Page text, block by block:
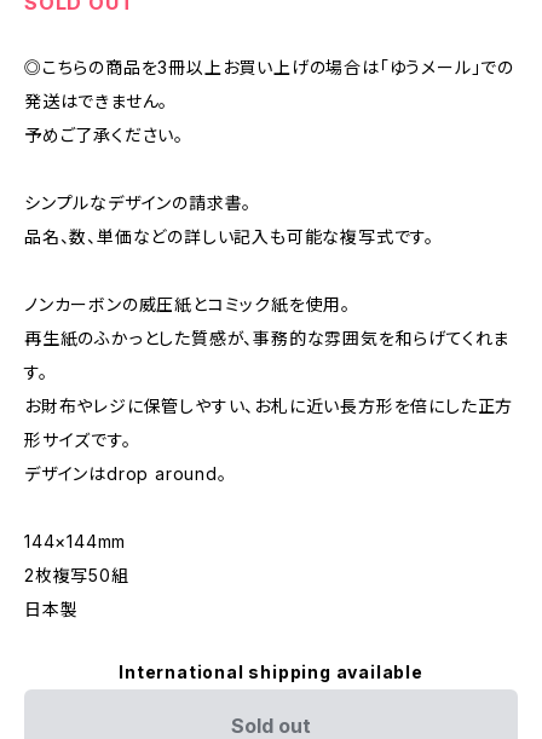
◎こちらの商品を3冊以上お買い上げの場合は「ゆうメール」での
発送はできません。
予めご了承ください。
シンプルなデザインの請求書。
品名、数、単価などの詳しい記入も可能な複写式です。
ノンカーボンの威圧紙とコミック紙を使用。
再生紙のふかっとした質感が、事務的な雰囲気を和らげてくれま
す。
お財布やレジに保管しやすい、お札に近い長方形を倍にした正方
形サイズです。
デザインはdrop around。
144×144mm
2枚複写50組
日本製
International shipping available
Sold out